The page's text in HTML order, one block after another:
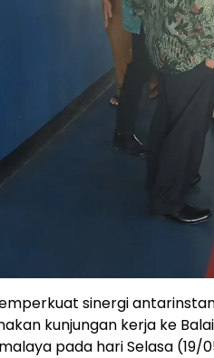
sinergi
kunjungan kerja ke
pada hari Selasa (19/